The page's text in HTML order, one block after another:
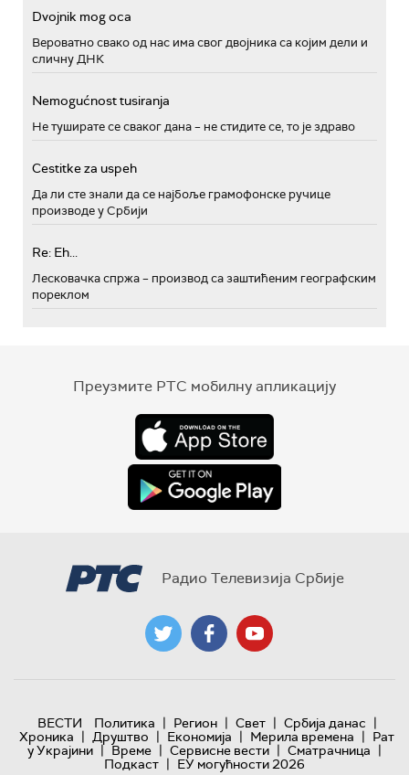
Dvojnik mog oca
Вероватно свако од нас има свог двојника са којим дели и
сличну ДНК
Nemogućnost tusiranja
Не туширате се сваког дана – не стидите се, то је здраво
Cestitke za uspeh
Да ли сте знали да се најбоље грамофонске ручице
производе у Србији
Re: Eh...
Лесковачка спржа – производ са заштићеним географским
пореклом
Преузмите РТС мобилну апликацију
Радио Телевизија Србије
ВЕСТИ Политика | Регион | Свет | Србија данас |
Хроника | Друштво | Економија | Мерила времена | Рат
у Украјини | Време | Сервисне вести | Сматрачница |
Подкаст | ЕУ могућности 2026